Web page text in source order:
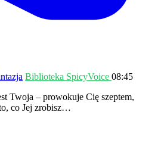
Biblioteka SpicyVoice 08:45
Twoja – prowokuje Cię szeptem,
co Jej zrobisz…